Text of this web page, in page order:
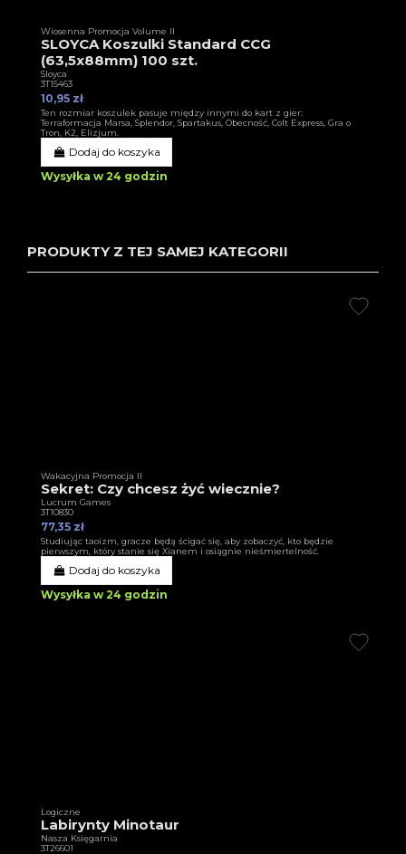
Wiosenna Promocja Volume II
SLOYCA Koszulki Standard CCG
(63,5x88mm) 100 szt.
Sloyca
3T15463
10,95 zł
Ten rozmiar koszulek pasuje między innymi do kart z gier:
Terraformacja Marsa, Splendor, Spartakus, Obecność, Colt Express, Gra o
Tron, K2, Elizjum.
Dodaj do koszyka
Wysyłka w 24 godzin
PRODUKTY Z TEJ SAMEJ KATEGORII
Wakacyjna Promocja II
Sekret: Czy chcesz żyć wiecznie?
Lucrum Games
3T10830
77,35 zł
Studiując taoizm, gracze będą ścigać się, aby zobaczyć, kto będzie
pierwszym, który stanie się Xianem i osiągnie nieśmiertelność.
Dodaj do koszyka
Wysyłka w 24 godzin
Logiczne
Labirynty Minotaur
Nasza Księgarnia
3T26601